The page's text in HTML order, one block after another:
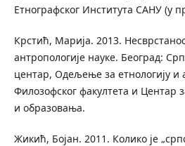
Етнографског Института САНУ (у
Крстић, Марија. 2013.
антропологије науке. Београд:
центар, Одељење за етнологију и
Филозофског факултета и Центар
и образовања.
Жикић, Бојан. 2011. Колико је